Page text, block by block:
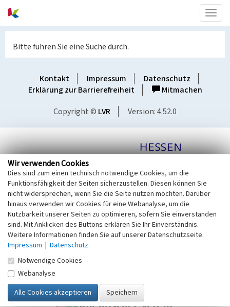
Bitte führen Sie eine Suche durch.
Kontakt Impressum
Datenschutz
Erklärung zur Barrierefreiheit
Mitmachen
Copyright © LVR Version: 4.52.0
Wir verwenden Cookies
Dies sind zum einen technisch notwendige Cookies, um die
Funktionsfähigkeit der Seiten sicherzustellen. Diesen können Sie
nicht widersprechen, wenn Sie die Seite nutzen möchten. Darüber
hinaus verwenden wir Cookies für eine Webanalyse, um die
Nutzbarkeit unserer Seiten zu optimieren, sofern Sie einverstanden
sind. Mit Anklicken des Buttons erklären Sie Ihr Einverständnis.
Weitere Informationen finden Sie auf unserer Datenschutzseite.
Impressum | Datenschutz
Notwendige Cookies
Webanalyse